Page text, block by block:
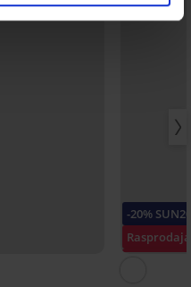
-20%
Rasprodaja